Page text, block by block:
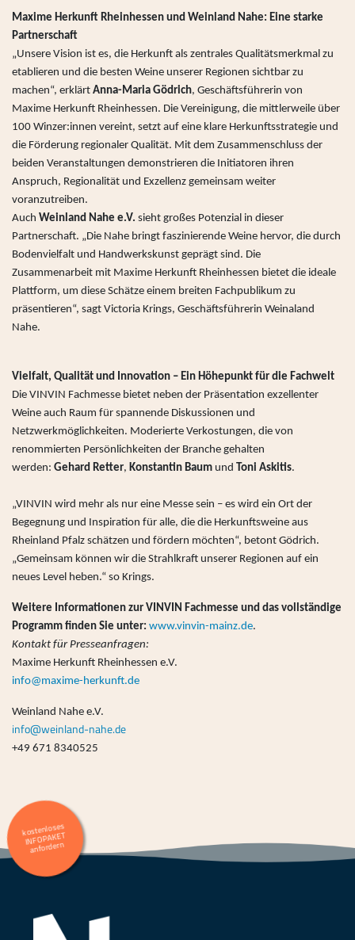
Maxime Herkunft Rheinhessen und Weinland Nahe: Eine starke
Partnerschaft
„Unsere Vision ist es, die Herkunft als zentrales Qualitätsmerkmal zu
etablieren und die besten Weine unserer Regionen sichtbar zu
machen“, erklärt Anna-Maria Gödrich, Geschäftsführerin von
Maxime Herkunft Rheinhessen. Die Vereinigung, die mittlerweile über
100 Winzer:innen vereint, setzt auf eine klare Herkunftsstrategie und
die Förderung regionaler Qualität. Mit dem Zusammenschluss der
beiden Veranstaltungen demonstrieren die Initiatoren ihren
Anspruch, Regionalität und Exzellenz gemeinsam weiter
voranzutreiben.
Auch Weinland Nahe e.V. sieht großes Potenzial in dieser
Partnerschaft. „Die Nahe bringt faszinierende Weine hervor, die durch
Bodenvielfalt und Handwerkskunst geprägt sind. Die
Zusammenarbeit mit Maxime Herkunft Rheinhessen bietet die ideale
Plattform, um diese Schätze einem breiten Fachpublikum zu
präsentieren“, sagt Victoria Krings, Geschäftsführerin Weinaland
Nahe.
Vielfalt, Qualität und Innovation – Ein Höhepunkt für die Fachwelt
Die VINVIN Fachmesse bietet neben der Präsentation exzellenter
Weine auch Raum für spannende Diskussionen und
Netzwerkmöglichkeiten. Moderierte Verkostungen, die von
renommierten Persönlichkeiten der Branche gehalten
werden: Gehard Retter, Konstantin Baum und Toni Askitis.
„VINVIN wird mehr als nur eine Messe sein – es wird ein Ort der
Begegnung und Inspiration für alle, die die Herkunftsweine aus
Rheinland Pfalz schätzen und fördern möchten“, betont Gödrich.
„Gemeinsam können wir die Strahlkraft unserer Regionen auf ein
neues Level heben.“ so Krings.
Weitere Informationen zur VINVIN Fachmesse und das vollständige
Programm finden Sie unter: www.vinvin-mainz.de.
Kontakt für Presseanfragen:
Maxime Herkunft Rheinhessen e.V.
info@maxime-herkunft.de
Weinland Nahe e.V.
info@weinland-nahe.de
+49 671 8340525
kostenloses
INFOPAKET
anfordern